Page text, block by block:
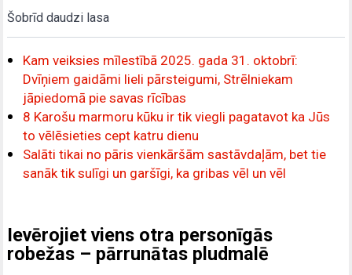
Šobrīd daudzi lasa
Kam veiksies mīlestībā 2025. gada 31. oktobrī:
Dvīņiem gaidāmi lieli pārsteigumi, Strēlniekam
jāpiedomā pie savas rīcības
8 Karošu marmoru kūku ir tik viegli pagatavot ka Jūs
to vēlēsieties cept katru dienu
Salāti tikai no pāris vienkāršām sastāvdaļām, bet tie
sanāk tik sulīgi un garšīgi, ka gribas vēl un vēl
Ievērojiet viens otra personīgās
robežas – pārrunātas pludmalē